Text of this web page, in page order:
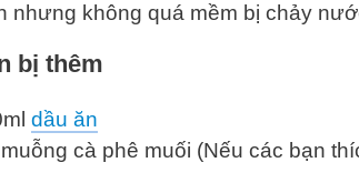
nhưng không quá mềm bị chảy
bị thêm
dầu ăn
cà phê muối (Nếu các bạn